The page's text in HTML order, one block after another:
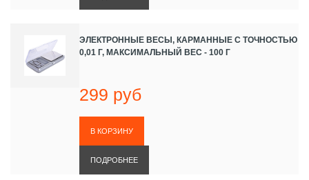
ЭЛЕКТРОННЫЕ ВЕСЫ, КАРМАННЫЕ С ТОЧНОСТЬЮ
0,01 Г, МАКСИМАЛЬНЫЙ ВЕС - 100 Г
299 руб
ПОДРОБНЕЕ